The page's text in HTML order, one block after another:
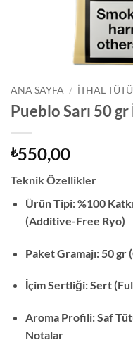
ANA SAYFA / İTHAL
Pueblo Sarı 50
₺550,00
Teknik Özellikler
Ürün Tipi:%100
(Additive-Free Ryo)
Paket Gramajı:50 gr
İçim Sertliği:Sert
Aroma Profili:Saf
Notalar